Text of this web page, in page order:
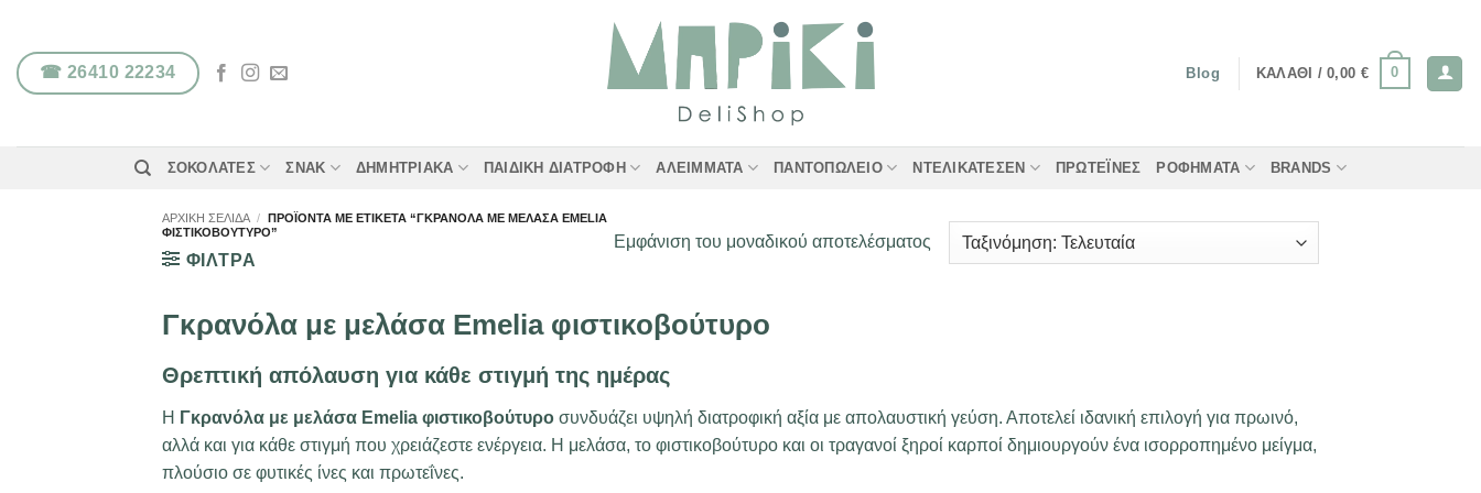
περιεχόμενο
☎ 26410 22234 Blog ΚΑΛΆΘΙ /0,00 € 0
ΣΟΚΟΛΆΤΕΣ ΣΝΑΚ ΔΗΜΗΤΡΙΑΚΆ ΠΑΙΔΙΚΉ ΔΙΑΤΡΟΦΉ ΑΛΕΊΜΜΑΤΑ ΠΑΝΤΟΠΩΛΕΊΟ ΝΤΕΛΙΚΑΤΈΣΕΝ ΠΡΩΤΕΪ́ΝΕΣ ΡΟΦΉΜΑΤΑ BRANDS
ΑΡΧΙΚΉ ΣΕΛΊΔΑ / ΠΡΟΪΌΝΤΑ ΜΕ ΕΤΙΚΈΤΑ “ΓΚΡΑΝΌΛΑ ΜΕ ΜΕΛΆΣΑ EMELIA
ΦΙΣΤΙΚΟΒΟΎΤΥΡΟ”
ΦΙΛΤΡΑ
Εμφάνιση του μοναδικού αποτελέσματος
Γκρανόλα με μελάσα Emelia φιστικοβούτυρο
Θρεπτική απόλαυση για κάθε στιγμή της ημέρας
Η Γκρανόλα με μελάσα Emelia φιστικοβούτυρο συνδυάζει υψηλή διατροφική αξία με απολαυστική γεύση. Αποτελεί ιδανική επιλογή για πρωινό,
αλλά και για κάθε στιγμή που χρειάζεστε ενέργεια. Η μελάσα, το φιστικοβούτυρο και οι τραγανοί ξηροί καρποί δημιουργούν ένα ισορροπημένο μείγμα,
πλούσιο σε φυτικές ίνες και πρωτεΐνες.